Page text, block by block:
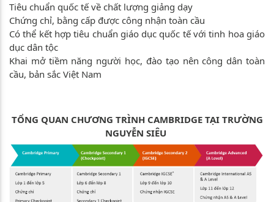
Tiêu chuẩn quốc tế về chất lượng giảng dạy
Chứng chỉ, bằng cấp được công nhận toàn cầu
Có thể kết hợp tiêu chuẩn giáo dục quốc tế với tinh hoa giáo
dục dân tộc
Khai mở tiềm năng người học, đào tạo nên công dân toàn
cầu, bản sắc Việt Nam
TỔNG QUAN CHƯƠNG TRÌNH CAMBRIDGE TẠI TRƯỜNG
NGUYỄN SIÊU